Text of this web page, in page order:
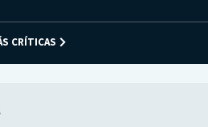
CRÍTICAS